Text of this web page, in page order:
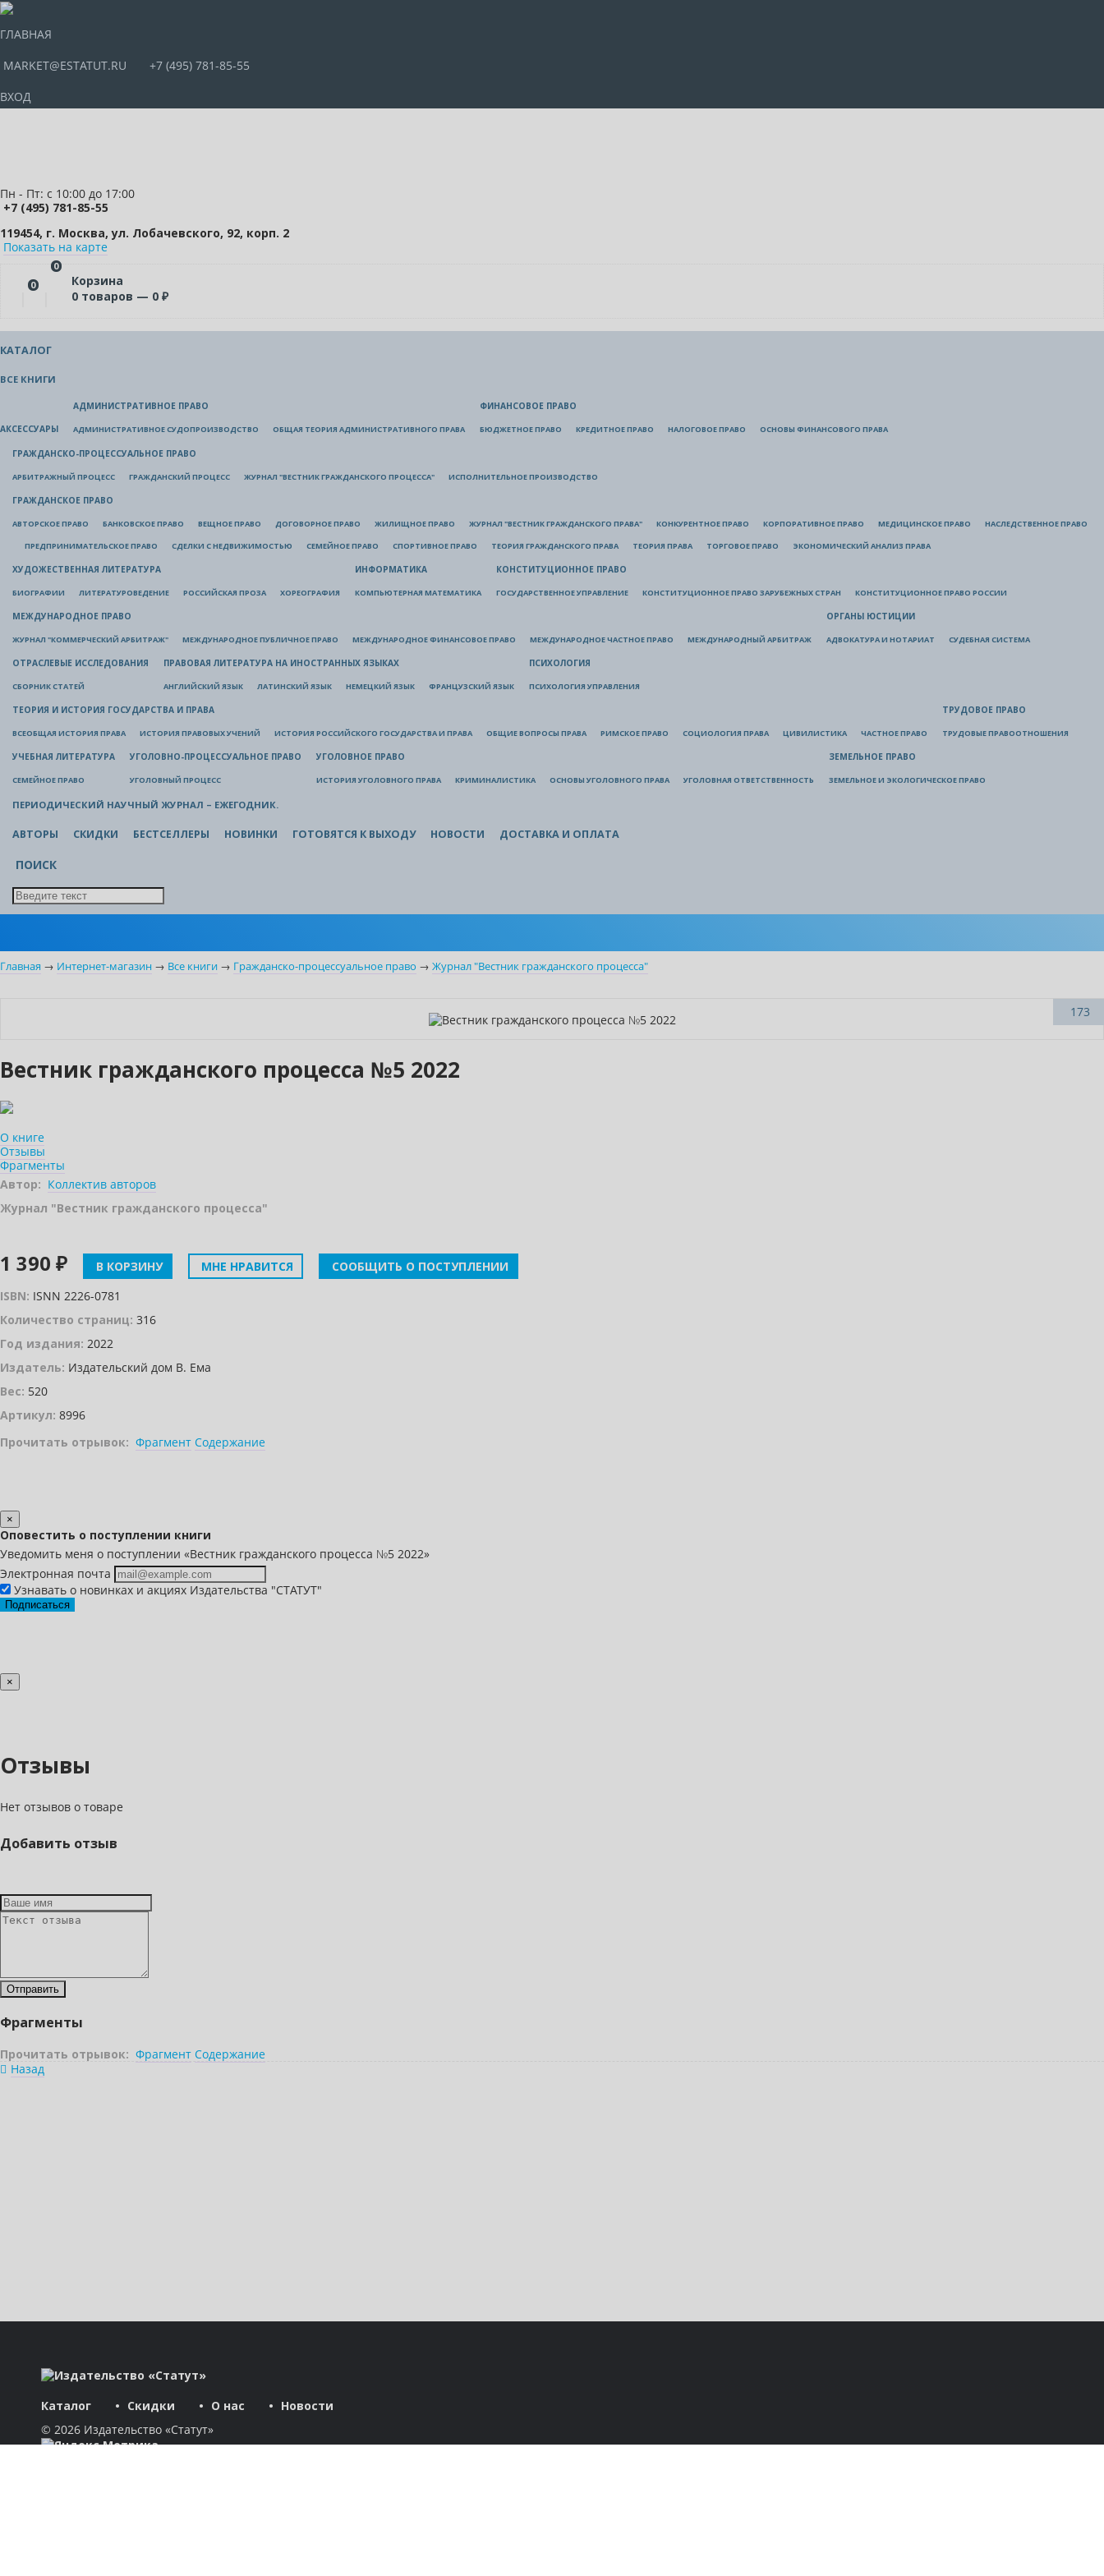
ГЛАВНАЯ
MARKET@ESTATUT.RU
+7 (495) 781-85-55
ВХОД
Пн - Пт: с 10:00 до 17:00
+7 (495) 781-85-55
119454, г. Москва, ул. Лобачевского, 92, корп. 2
Показать на карте
0
0
Корзина
0 товаров — 0 ₽
КАТАЛОГ
ВСЕ КНИГИ
АКСЕССУАРЫ
АДМИНИСТРАТИВНОЕ ПРАВО
АДМИНИСТРАТИВНОЕ СУДОПРОИЗВОДСТВО ОБЩАЯ ТЕОРИЯ АДМИНИСТРАТИВНОГО ПРАВА
ФИНАНСОВОЕ ПРАВО
БЮДЖЕТНОЕ ПРАВО КРЕДИТНОЕ ПРАВО НАЛОГОВОЕ ПРАВО ОСНОВЫ ФИНАНСОВОГО ПРАВА
ГРАЖДАНСКО-ПРОЦЕССУАЛЬНОЕ ПРАВО
АРБИТРАЖНЫЙ ПРОЦЕСС ГРАЖДАНСКИЙ ПРОЦЕСС ЖУРНАЛ "ВЕСТНИК ГРАЖДАНСКОГО ПРОЦЕССА" ИСПОЛНИТЕЛЬНОЕ ПРОИЗВОДСТВО
ГРАЖДАНСКОЕ ПРАВО
АВТОРСКОЕ ПРАВО БАНКОВСКОЕ ПРАВО ВЕЩНОЕ ПРАВО ДОГОВОРНОЕ ПРАВО ЖИЛИЩНОЕ ПРАВО ЖУРНАЛ "ВЕСТНИК ГРАЖДАНСКОГО ПРАВА" КОНКУРЕНТНОЕ ПРАВО КОРПОРАТИВНОЕ ПРАВО МЕДИЦИНСКОЕ ПРАВО НАСЛЕДСТВЕННОЕ ПРАВО
ПРЕДПРИНИМАТЕЛЬСКОЕ ПРАВО СДЕЛКИ С НЕДВИЖИМОСТЬЮ СЕМЕЙНОЕ ПРАВО СПОРТИВНОЕ ПРАВО ТЕОРИЯ ГРАЖДАНСКОГО ПРАВА ТЕОРИЯ ПРАВА ТОРГОВОЕ ПРАВО ЭКОНОМИЧЕСКИЙ АНАЛИЗ ПРАВА
ХУДОЖЕСТВЕННАЯ ЛИТЕРАТУРА
БИОГРАФИИ ЛИТЕРАТУРОВЕДЕНИЕ РОССИЙСКАЯ ПРОЗА ХОРЕОГРАФИЯ
ИНФОРМАТИКА
КОМПЬЮТЕРНАЯ МАТЕМАТИКА
КОНСТИТУЦИОННОЕ ПРАВО
ГОСУДАРСТВЕННОЕ УПРАВЛЕНИЕ КОНСТИТУЦИОННОЕ ПРАВО ЗАРУБЕЖНЫХ СТРАН КОНСТИТУЦИОННОЕ ПРАВО РОССИИ
МЕЖДУНАРОДНОЕ ПРАВО
ЖУРНАЛ "КОММЕРЧЕСКИЙ АРБИТРАЖ" МЕЖДУНАРОДНОЕ ПУБЛИЧНОЕ ПРАВО МЕЖДУНАРОДНОЕ ФИНАНСОВОЕ ПРАВО МЕЖДУНАРОДНОЕ ЧАСТНОЕ ПРАВО МЕЖДУНАРОДНЫЙ АРБИТРАЖ
ОРГАНЫ ЮСТИЦИИ
АДВОКАТУРА И НОТАРИАТ СУДЕБНАЯ СИСТЕМА
ОТРАСЛЕВЫЕ ИССЛЕДОВАНИЯ
СБОРНИК СТАТЕЙ
ПРАВОВАЯ ЛИТЕРАТУРА НА ИНОСТРАННЫХ ЯЗЫКАХ
АНГЛИЙСКИЙ ЯЗЫК ЛАТИНСКИЙ ЯЗЫК НЕМЕЦКИЙ ЯЗЫК ФРАНЦУЗСКИЙ ЯЗЫК
ПСИХОЛОГИЯ
ПСИХОЛОГИЯ УПРАВЛЕНИЯ
ТЕОРИЯ И ИСТОРИЯ ГОСУДАРСТВА И ПРАВА
ВСЕОБЩАЯ ИСТОРИЯ ПРАВА ИСТОРИЯ ПРАВОВЫХ УЧЕНИЙ ИСТОРИЯ РОССИЙСКОГО ГОСУДАРСТВА И ПРАВА ОБЩИЕ ВОПРОСЫ ПРАВА РИМСКОЕ ПРАВО СОЦИОЛОГИЯ ПРАВА ЦИВИЛИСТИКА ЧАСТНОЕ ПРАВО
ТРУДОВОЕ ПРАВО
ТРУДОВЫЕ ПРАВООТНОШЕНИЯ
УЧЕБНАЯ ЛИТЕРАТУРА
СЕМЕЙНОЕ ПРАВО
УГОЛОВНО-ПРОЦЕССУАЛЬНОЕ ПРАВО
УГОЛОВНЫЙ ПРОЦЕСС
УГОЛОВНОЕ ПРАВО
ИСТОРИЯ УГОЛОВНОГО ПРАВА КРИМИНАЛИСТИКА ОСНОВЫ УГОЛОВНОГО ПРАВА УГОЛОВНАЯ ОТВЕТСТВЕННОСТЬ
ЗЕМЕЛЬНОЕ ПРАВО
ЗЕМЕЛЬНОЕ И ЭКОЛОГИЧЕСКОЕ ПРАВО
ПЕРИОДИЧЕСКИЙ НАУЧНЫЙ ЖУРНАЛ – ЕЖЕГОДНИК.
АВТОРЫ СКИДКИ БЕСТСЕЛЛЕРЫ НОВИНКИ ГОТОВЯТСЯ К ВЫХОДУ НОВОСТИ ДОСТАВКА И ОПЛАТА
ПОИСК
Главная → Интернет-магазин → Все книги → Гражданско-процессуальное право → Журнал "Вестник гражданского процесса"
173
Вестник гражданского процесса №5 2022
О книге
Отзывы
Фрагменты
Автор: Коллектив авторов
Журнал "Вестник гражданского процесса"
1 390 ₽ В КОРЗИНУ МНЕ НРАВИТСЯ
СООБЩИТЬ О ПОСТУПЛЕНИИ
ISBN: ISNN 2226-0781
Количество страниц: 316
Год издания: 2022
Издатель: Издательский дом В. Ема
Вес: 520
Артикул: 8996
Прочитать отрывок: Фрагмент Содержание
×
Оповестить о поступлении книги
Уведомить меня о поступлении «Вестник гражданского процесса №5 2022»
Электронная почта
Узнавать о новинках и акциях Издательства "СТАТУТ"
Подписаться
×
Отзывы
Нет отзывов о товаре
Добавить отзыв
Фрагменты
Прочитать отрывок: Фрагмент Содержание
Назад
Каталог Скидки О нас
Новости
© 2026 Издательство «Статут»